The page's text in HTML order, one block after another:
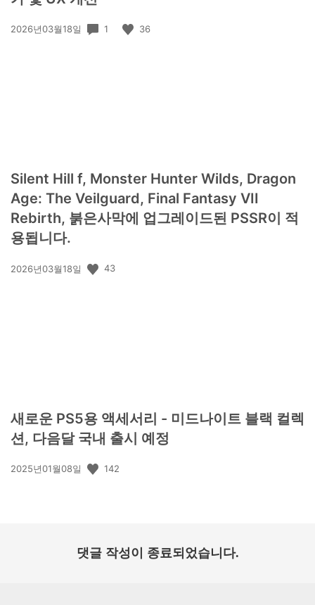
공
2026년03월18일 1 36
Silent Hill f, Monster Hunter Wilds, Dragon
Age: The Veilguard, Final Fantasy VII
Rebirth, 붉은사막에 업그레이드된 PSSR이 적
용됩니다.
공
2026년03월18일 43
새로운 PS5용 액세서리 - 미드나이트 블랙 컬렉
션, 다음달 국내 출시 예정
공
2025년01월08일 142
댓글 작성이 종료되었습니다.